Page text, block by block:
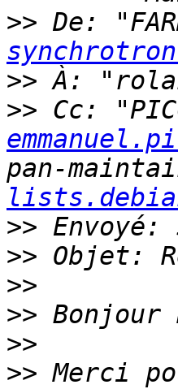
>> De:
>> À:
>> Cc:
pan-
>>
>>
>>
>>
>>
>> Merci